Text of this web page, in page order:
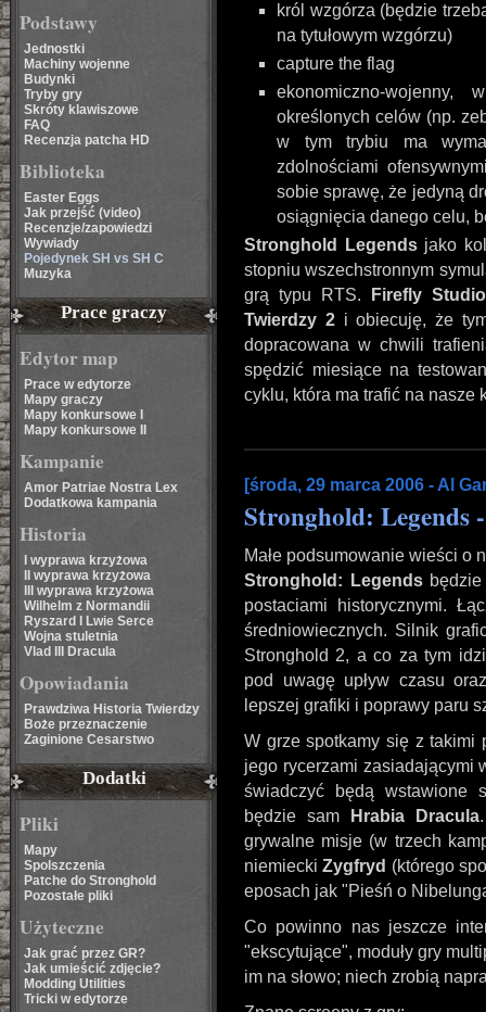
Podstawy
Jednostki
Machiny wojenne
Budynki
Tryby gry
Skróty klawiszowe
FAQ
Recenzja patcha HD
Biblioteka
Easter Eggs
Jak przejść (video)
Recenzje/zapowiedzi
Wywiady
Pojedynek SH vs SH C
Muzyka
Prace graczy
Edytor map
Prace w edytorze
Mapy graczy
Mapy konkursowe I
Mapy konkursowe II
Kampanie
Amor Patriae Nostra Lex
Dodatkowa kampania
Historia
I wyprawa krzyżowa
II wyprawa krzyżowa
III wyprawa krzyżowa
Wilhelm z Normandii
Ryszard I Lwie Serce
Wojna stuletnia
Vlad III Dracula
Opowiadania
Prawdziwa Historia Twierdzy
Boże przeznaczenie
Zaginione Cesarstwo
Dodatki
Pliki
Mapy
Spolszczenia
Patche do Stronghold
Pozostałe pliki
Użyteczne
Jak grać przez GR?
Jak umieścić zdjęcie?
Modding Utilities
Tricki w edytorze
król wzgórza (będzie
na tytułowym wzgórzu)
capture the flag
ekonomiczno-wojenny,
określonych celów (np.
w tym trybiu ma
zdolnościami
sobie sprawę, że jedyną
osiągnięcia danego celu,
Stronghold Legendsjako
stopniu wszechstronnym
grą typu RTS.
Firefly
Twierdzy 2i obiecuję, że
dopracowana w chwili
spędzić miesiące na
cyklu, która ma trafić na nasze
[środa, 29 marca 2006 - Al
Stronghold: Legends
Małe podsumowanie wieści o
Stronghold: Legendsbędzie
postaciami historycznymi.
średniowiecznych. Silnik
Stronghold 2, a co za tym
pod uwagę upływ czasu
lepszej grafiki i poprawy paru
W grze spotkamy się z
jego rycerzami zasiadającymi
świadczyć będą wstawione
będzie sam
Hrabia Dracula
grywalne misje (w trzech
niemieckiZygfryd (którego
eposach jak "Pieśń o
Co powinno nas jeszcze
"ekscytujące", moduły gry
im na słowo; niech zrobią